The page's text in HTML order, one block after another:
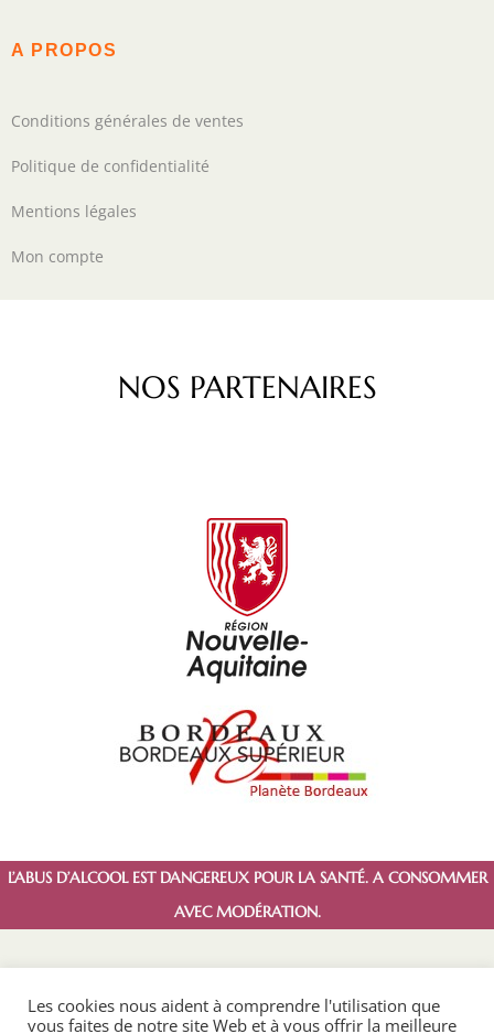
A PROPOS
Conditions générales de ventes
Politique de confidentialité
Mentions légales
Mon compte
NOS PARTENAIRES
L’ABUS D’ALCOOL EST DANGEREUX POUR LA SANTÉ. A CONSOMMER
AVEC MODÉRATION.
Les cookies nous aident à comprendre l'utilisation que
vous faites de notre site Web et à vous offrir la meilleure